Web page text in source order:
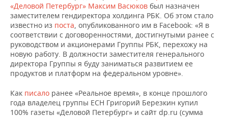
«Деловой Петербург» Максим Васюков был назначен
заместителем гендиректора холдинга РБК. Об этом стало
известно из поста, опубликованного им в Facebook: «Я в
соответствии с договоренностями, достигнутыми ранее с
руководством и акционерами Группы РБК, перехожу на
новую работу. В должности заместителя генерального
директора Группы я буду заниматься развитием ее
продуктов и платформ на федеральном уровне».
Как писало ранее «Реальное время», в конце прошлого
года владелец группы ЕСН Григорий Березкин купил
100% газеты «Деловой Петербург» и сайт dp.ru (сумма